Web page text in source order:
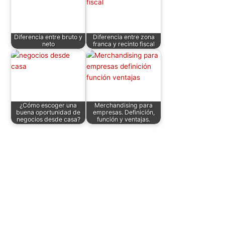
Diferencia entre bruto y
neto
Diferencia entre zona
franca y recinto fiscal
¿Cómo escoger una
buena oportunidad de
negocios desde casa?
Merchandising para
empresas. Definición,
función y ventajas.